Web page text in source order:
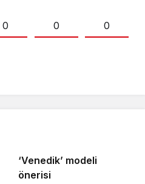
0 0 0
‘Venedik’ modeli
önerisi